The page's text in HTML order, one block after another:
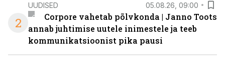
2
UUDISED 05.08.26, 09:00
Corpore vahetab põlvkonda | Janno Toots
annab juhtimise uutele inimestele ja teeb
kommunikatsioonist pika pausi